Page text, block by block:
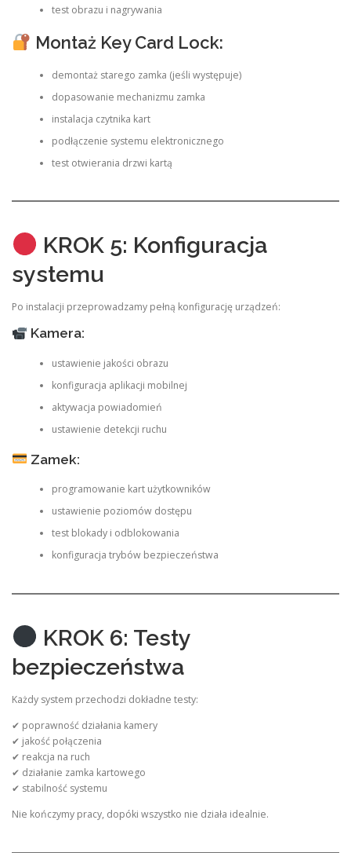
test obrazu i nagrywania
Montaż Key Card Lock:
demontaż starego zamka (jeśli występuje)
dopasowanie mechanizmu zamka
instalacja czytnika kart
podłączenie systemu elektronicznego
test otwierania drzwi kartą
KROK 5: Konfiguracja
systemu
Po instalacji przeprowadzamy pełną konfigurację urządzeń:
Kamera:
ustawienie jakości obrazu
konfiguracja aplikacji mobilnej
aktywacja powiadomień
ustawienie detekcji ruchu
Zamek:
programowanie kart użytkowników
ustawienie poziomów dostępu
test blokady i odblokowania
konfiguracja trybów bezpieczeństwa
KROK 6: Testy
bezpieczeństwa
Każdy system przechodzi dokładne testy:
✔ poprawność działania kamery
✔ jakość połączenia
✔ reakcja na ruch
✔ działanie zamka kartowego
✔ stabilność systemu
Nie kończymy pracy, dopóki wszystko nie działa idealnie.